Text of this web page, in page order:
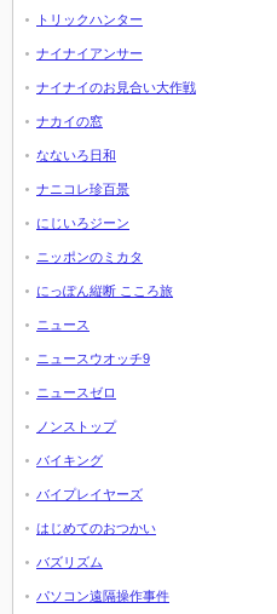
トリックハンター
ナイナイアンサー
ナイナイのお見合い大作戦
ナカイの窓
なないろ日和
ナニコレ珍百景
にじいろジーン
ニッポンのミカタ
にっぽん縦断 こころ旅
ニュース
ニュースウオッチ9
ニュースゼロ
ノンストップ
バイキング
バイプレイヤーズ
はじめてのおつかい
バズリズム
パソコン遠隔操作事件